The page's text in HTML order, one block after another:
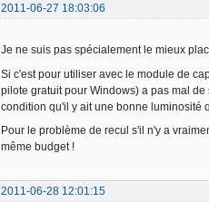
2011-06-27 18:03:06
Je ne suis pas spécialement le mieux
Si c'est pour utiliser avec le module de
pilote gratuit pour Windows) a pas mal
condition qu'il y ait une bonne luminosité
Pour le problème de recul s'il n'y a
même budget !
2011-06-28 12:01:15